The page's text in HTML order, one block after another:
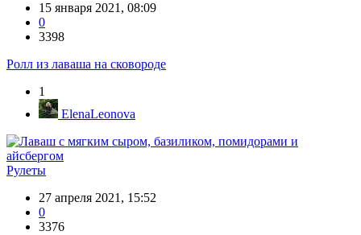
15 января 2021, 08:09
0
3398
Ролл из лаваша на сковороде
1
ElenaLeonova
Рулеты
27 апреля 2021, 15:52
0
3376